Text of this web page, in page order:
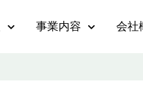
事業内容 会社